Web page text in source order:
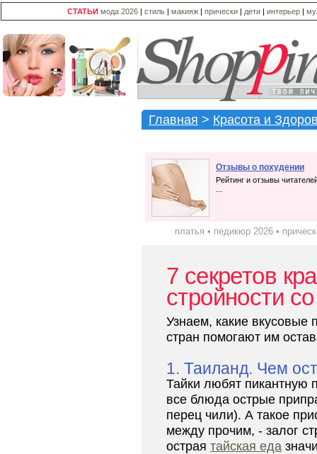
СТАТЬИ мода 2026 | стиль | макияж | прически | дети | интерьер |
Главная > Красота и
Отзывы о похудении
Рейтинг и отзывы
платья • педикюр 2026 •
7 секретов
стройности
Узнаем, какие
стран помогают им
1. Таиланд. Чем
Тайки любят пикантную
все блюда острые
перец чили). А такое
между прочим, - залог
острая тайская еда